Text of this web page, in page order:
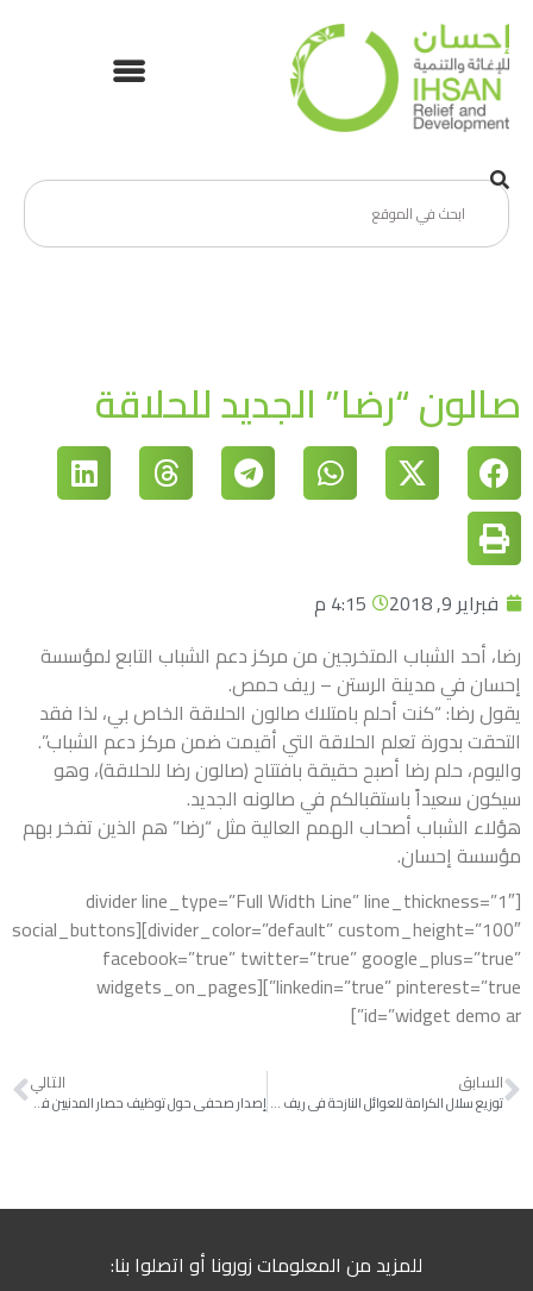
صالون “رضا” الجديد للحلاقة
فبراير 9, 2018
4:15 م
رضا، أحد الشباب المتخرجين من مركز دعم الشباب التابع لمؤسسة
إحسان في مدينة الرستن – ريف حمص.
يقول رضا: “كنت أحلم بامتلاك صالون الحلاقة الخاص بي، لذا فقد
التحقت بدورة تعلم الحلاقة التي أقيمت ضمن مركز دعم الشباب”.
واليوم، حلم رضا أصبح حقيقة بافتتاح (صالون رضا للحلاقة)، وهو
سيكون سعيداً باستقبالكم في صالونه الجديد.
هؤلاء الشباب أصحاب الهمم العالية مثل “رضا” هم الذين تفخر بهم
مؤسسة إحسان.
[divider line_type=”Full Width Line” line_thickness=”1″
divider_color=”default” custom_height=”100″][social_buttons
facebook=”true” twitter=”true” google_plus=”true”
linkedin=”true” pinterest=”true”][widgets_on_pages
id=”widget demo ar”]
السابق
توزيع سلال الكرامة للعوائل النازحة في ريف إدلب – فيديو
التالي
إصدار صحفي حول توظيف حصار المدنيين في الغوطة الشرقية لدمشق كأداة حرب
للمزيد من المعلومات زورونا أو اتصلوا بنا: